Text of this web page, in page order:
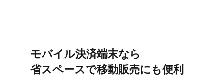
モバイル決済端末なら​
省スペースで​移動販売にも​便利